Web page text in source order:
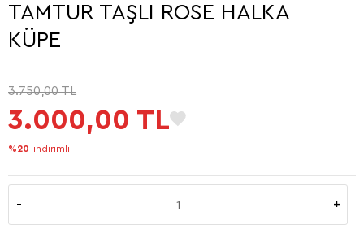
TAMTUR TAŞLI ROSE HALKA
KÜPE
3.750,00TL
3.000,00 TL
%20 indirimli